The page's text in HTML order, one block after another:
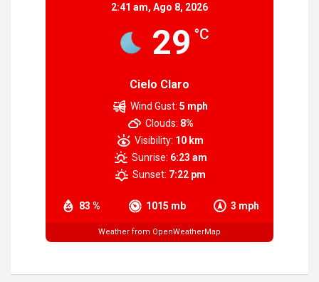
2:41 am, Ago 8, 2026
29 °C
Cielo Claro
83 % 1015 mb 3 mph
Wind Gust: 5 mph
Clouds: 8%
Visibility: 10 km
Sunrise: 6:23 am
Sunset: 7:22 pm
Weather from OpenWeatherMap